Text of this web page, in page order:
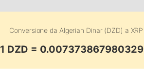
Conversione da Algerian Dinar (DZD) a
1 DZD =